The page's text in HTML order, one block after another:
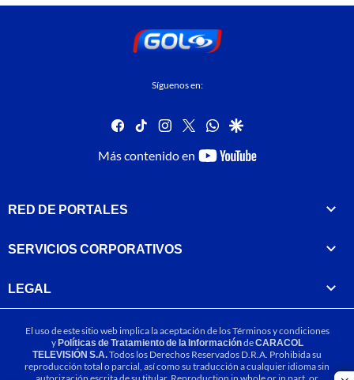
Síguenos en:
facebook
tiktok instagram
twitterwhatsapp
google
Más contenido en
youtube-
RED DE PORTALES
SERVICIOS CORPORATIVOS
LEGAL
El uso de este sitio web implica la aceptación de losTérminos y condiciones
yPolíticas de Tratamiento de la InformacióndeCARACOL
TELEVISIÓN S.A.Todos los Derechos Reservados D.R.A. Prohibida su
reproducción total o parcial, así como su traducción a cualquier idioma sin